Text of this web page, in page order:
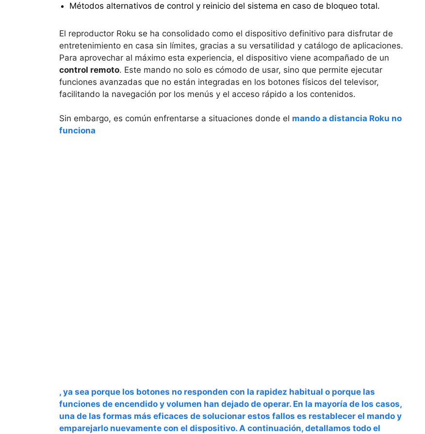
Métodos alternativos de control y reinicio del sistema en caso de bloqueo total.
El reproductor Roku se ha consolidado como el dispositivo definitivo para disfrutar de
entretenimiento en casa sin límites, gracias a su versatilidad y catálogo de aplicaciones.
Para aprovechar al máximo esta experiencia, el dispositivo viene acompañado de un
control remoto. Este mando no solo es cómodo de usar, sino que permite ejecutar
funciones avanzadas que no están integradas en los botones físicos del televisor,
facilitando la navegación por los menús y el acceso rápido a los contenidos.
Sin embargo, es común enfrentarse a situaciones donde el mando a distancia Roku no
funciona
, ya sea porque los botones no responden con la rapidez habitual o porque las
funciones de encendido y volumen han dejado de operar. En la mayoría de los casos,
una de las formas más eficaces de solucionar estos fallos es restablecer el mando y
emparejarlo nuevamente con el dispositivo. A continuación, detallamos todo el